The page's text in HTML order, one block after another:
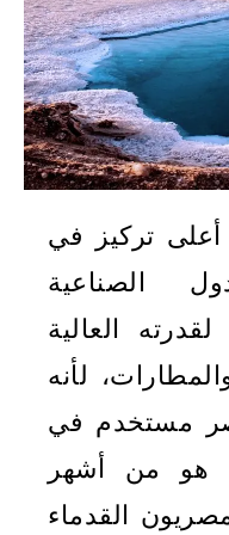
تركيز في
الصناعية
العالية
لأنه
على 1400 عنصر مستخدم في
هو من أشهر
القدماء